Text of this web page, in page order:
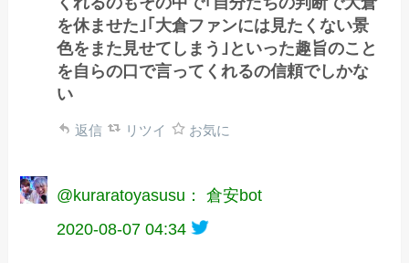
を休ませた｣｢大倉ファンには見たくない景
色をまた見せてしまう｣といった趣旨のこと
を自らの口で言ってくれるの信頼でしかな
い
返信 リツイ お気に
@kuraratoyasusu： 倉安bot
2020-08-07 04:34